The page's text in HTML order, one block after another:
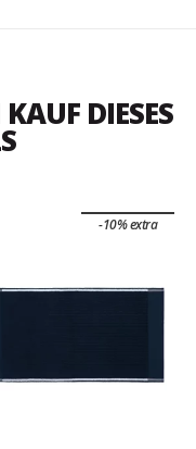
DIESES
-10% extra